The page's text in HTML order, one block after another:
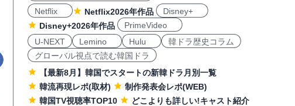
Netflix
Netflix2026年作品
Disney+
Disney+2026年作品
PrimeVideo
U-NEXT
Lemino Hulu
韓ドラ歴史コラム
グローバル視点で読む韓国ドラ
【最新8月】韓国でスタートの新韓ドラ月別一覧
韓流再現レポ(取材)
制作発表会レポ(WEB)
韓国TV視聴率TOP10
どこよりも詳しい!キャスト紹介